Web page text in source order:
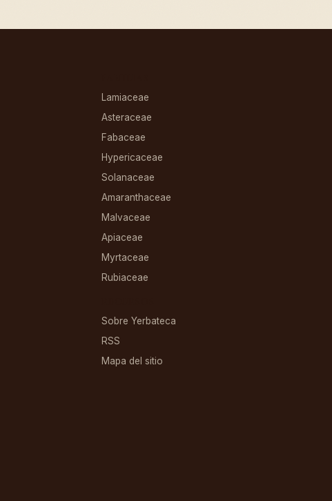
Lamiaceae
Asteraceae
Fabaceae
Hypericaceae
Solanaceae
Amaranthaceae
Malvaceae
Apiaceae
Myrtaceae
Rubiaceae
Sobre Yerbateca
RSS
Mapa del sitio